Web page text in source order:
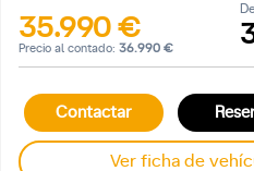
35.990 €
Precio al contado: 36.990 €
Contactar
Ver ficha de